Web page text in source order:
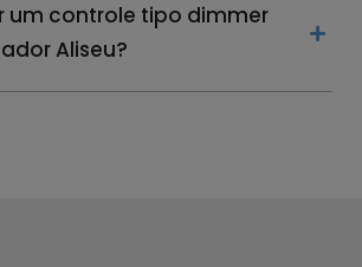
um controle tipo dimmer
Aliseu?